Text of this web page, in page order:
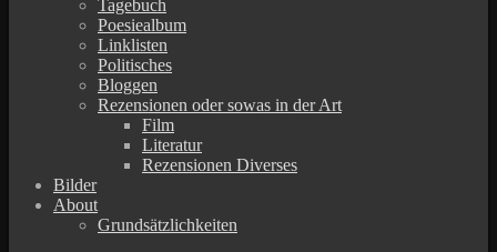
Tagebuch
Poesiealbum
Linklisten
Politisches
Bloggen
Rezensionen oder sowas in der Art
Film
Literatur
Rezensionen Diverses
Bilder
About
Grundsätzlichkeiten